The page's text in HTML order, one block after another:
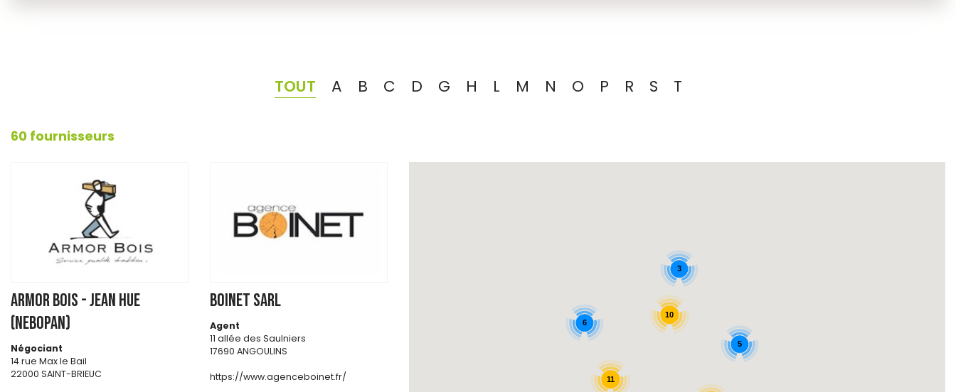
TOUT A B C D G H L M N O P R S T
6
11
10
3
5
60 fournisseurs
ARMOR BOIS - JEAN HUE
(NEBOPAN)
Négociant
14 rue Max le Bail
22000 SAINT-BRIEUC
BOINET SARL
Agent
11 allée des Saulniers
17690 ANGOULINS
https://www.agenceboinet.fr/